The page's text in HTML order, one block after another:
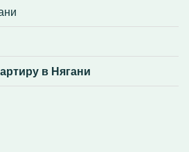
в Нягани